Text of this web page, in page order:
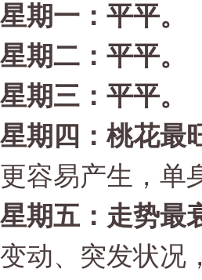
星期一：平平。
星期二：平平。
星期三：平平。
星期 四 ：桃花最
更容易产生，单
星期五 ：走势最
变动、突发状况